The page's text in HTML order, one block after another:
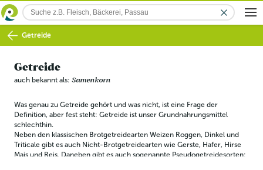
Getreide
Getreide
auch bekannt als: Samenkorn
Was genau zu Getreide gehört und was nicht, ist eine Frage der
Definition, aber fest steht: Getreide ist unser Grundnahrungsmittel
schlechthin.
Neben den klassischen Brotgetreidearten Weizen Roggen, Dinkel und
Triticale gibt es auch Nicht-Brotgetreidearten wie Gerste, Hafer, Hirse
Mais und Reis. Daneben gibt es auch sogenannte Pseudogetreidesorten: